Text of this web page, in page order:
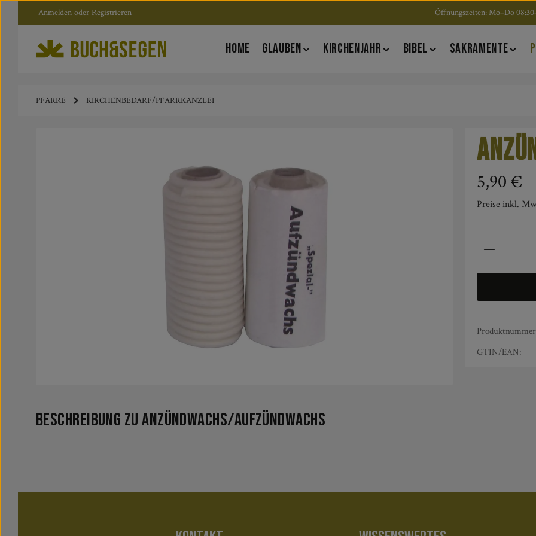
Zum Hauptinhalt springen
Zur Hauptnavigation springen
Anmelden oder Registrieren Öffnungszeiten: Mo–Do
HOME GLAUBEN KIRCHENJAHR BIBEL SAKRAMENTE
PFARRE KIRCHENBEDARF/PFARRKANZLEI
Regulärer
5,90 €
Preise inkl.
Produkt
GTIN/EAN:
Beschreibung zu Anzündwachs/Aufzündwachs